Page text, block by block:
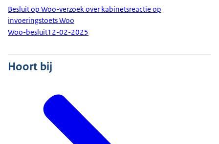
Besluit op Woo-verzoek over kabinetsreactie op
invoeringstoets Woo
Woo-besluit12-02-2025
Hoort bij